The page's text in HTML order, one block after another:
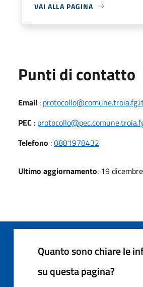
VAI ALLA PAGINA
Punti di contatto
Email :
PEC :
Telefono :0881978432
Ultimo aggiornamento: 19
Quanto sono chiare le
su questa pagina?